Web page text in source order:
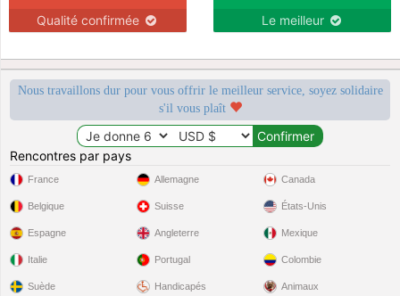
Qualité confirmée Le meilleur
Nous travaillons dur pour vous offrir le meilleur service, soyez solidaire
s'il vous plaît
Rencontres par pays
France
Belgique
Espagne
Italie
Suède
Allemagne
Suisse
Angleterre
Portugal
Handicapés
Canada
États-Unis
Mexique
Colombie
Animaux